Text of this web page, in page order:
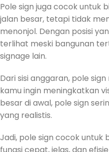
Pole sign juga cocok untuk
jalan besar, tetapi tidak
menonjol. Dengan posisi
terlihat meski bangunan
signage lain.
Dari sisi anggaran, pole
kamu ingin meningkatkan
besar di awal, pole sign
yang realistis.
Jadi, pole sign cocok untuk
fungsi cepat, jelas, dan